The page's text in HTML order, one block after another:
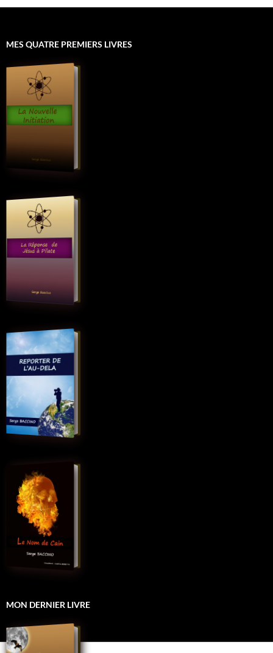
MES QUATRE PREMIERS LIVRES
MON DERNIER LIVRE